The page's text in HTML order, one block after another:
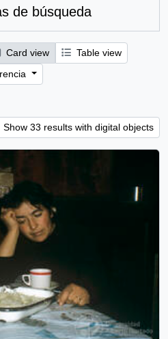
de búsqueda
Card view
Table view
Show 33 results with digital objects